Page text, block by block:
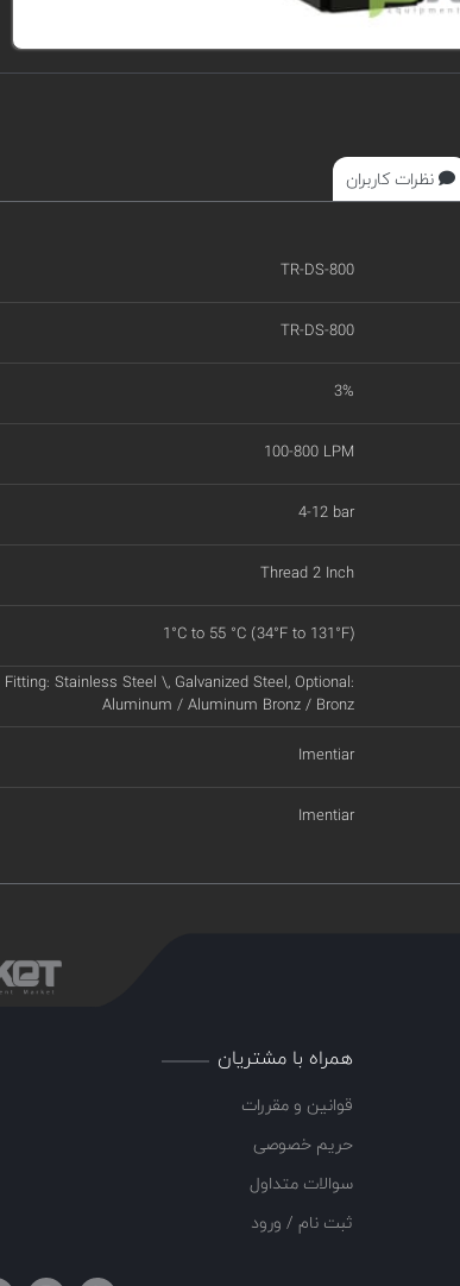
نظرات کاربران
TR-DS-800
TR-DS-800
3%
100-800 LPM
4-12 bar
Thread 2 Inch
1°C to 55 °C (34°F to 131°F)
Fitting: Stainless Steel \, Galvanized Steel, Optional:
Aluminum / Aluminum Bronz / Bronz
Imentiar
Imentiar
همراه با مشتریان
قوانین و مقررات
حریم خصوصی
سوالات متداول
ثبت نام / ورود